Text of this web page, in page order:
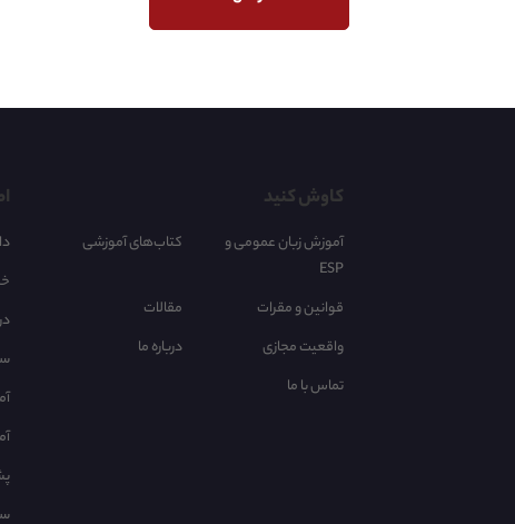
کاوش کنید
آموزش زبان عمومی و
ESP
کتاب‌های آموزشی
قوانین و مقرات
مقالات
واقعیت مجازی
درباره ما
تماس با ما